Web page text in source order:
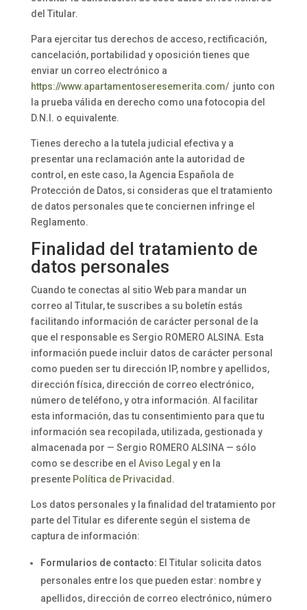
del Titular.
Para ejercitar tus derechos de acceso, rectificación,
cancelación, portabilidad y oposición tienes que
enviar un correo electrónico a
https://www.apartamentoseresemerita.com/junto con
la prueba válida en derecho como una fotocopia del
D.N.I. o equivalente.
Tienes derecho a la tutela judicial efectiva y a
presentar una reclamación ante la autoridad de
control, en este caso, la Agencia Española de
Protección de Datos, si consideras que el tratamiento
de datos personales que te conciernen infringe el
Reglamento.
Finalidad del tratamiento de
datos personales
Cuando te conectas al sitio Web para mandar un
correo al Titular, te suscribes a su boletín estás
facilitando información de carácter personal de la
que el responsable es Sergio ROMERO ALSINA. Esta
información puede incluir datos de carácter personal
como pueden ser tu dirección IP, nombre y apellidos,
dirección física, dirección de correo electrónico,
número de teléfono, y otra información. Al facilitar
esta información, das tu consentimiento para que tu
información sea recopilada, utilizada, gestionada y
almacenada por — Sergio ROMERO ALSINA — sólo
como se describe en el Aviso Legal y en la
presente Política de Privacidad .
Los datos personales y la finalidad del tratamiento por
parte del Titular es diferente según el sistema de
captura de información:
Formularios de contacto: El Titular solicita datos
personales entre los que pueden estar: nombre y
apellidos, dirección de correo electrónico, número